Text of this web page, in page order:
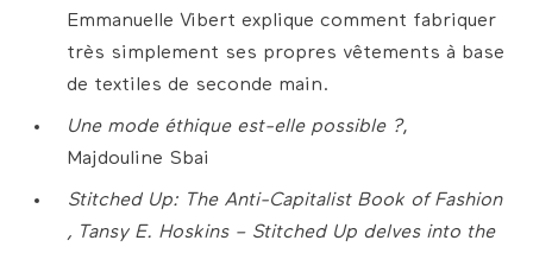
Emmanuelle Vibert explique comment fabriquer
très simplement ses propres vêtements à base
de textiles de seconde main.
Une mode éthique est-elle possible ?​,
Majdouline Sbai
S​titched Up: The Anti-Capitalist Book of Fashion​
, Tansy E. Hoskins – Stitched Up delves into the